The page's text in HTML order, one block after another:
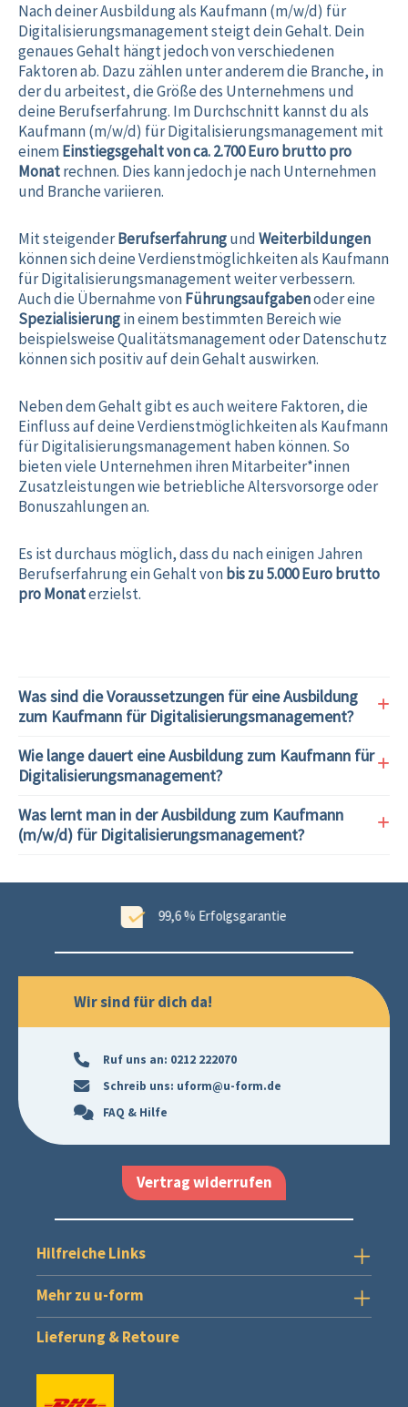
Nach deiner Ausbildung als Kaufmann (m/w/d) für
Digitalisierungsmanagement steigt dein Gehalt. Dein
genaues Gehalt hängt jedoch von verschiedenen
Faktoren ab. Dazu zählen unter anderem die Branche, in
der du arbeitest, die Größe des Unternehmens und
deine Berufserfahrung. Im Durchschnitt kannst du als
Kaufmann (m/w/d) für Digitalisierungsmanagement mit
einemEinstiegsgehalt von ca. 2.700 Euro brutto pro
Monatrechnen. Dies kann jedoch je nach Unternehmen
und Branche variieren.
Mit steigenderBerufserfahrungundWeiterbildungen
können sich deine Verdienstmöglichkeiten als Kaufmann
für Digitalisierungsmanagement weiter verbessern.
Auch die Übernahme vonFührungsaufgabenoder eine
Spezialisierungin einem bestimmten Bereich wie
beispielsweise Qualitätsmanagement oder Datenschutz
können sich positiv auf dein Gehalt auswirken.
Neben dem Gehalt gibt es auch weitere Faktoren, die
Einfluss auf deine Verdienstmöglichkeiten als Kaufmann
für Digitalisierungsmanagement haben können. So
bieten viele Unternehmen ihren Mitarbeiter*innen
Zusatzleistungen wie betriebliche Altersvorsorge oder
Bonuszahlungen an.
Es ist durchaus möglich, dass du nach einigen Jahren
Berufserfahrung ein Gehalt von bis zu 5.000 Euro brutto
pro Monaterzielst.
Was sind die Voraussetzungen für eine Ausbildung
zum Kaufmann für Digitalisierungsmanagement?
Wie lange dauert eine Ausbildung zum Kaufmann für
Digitalisierungsmanagement?
Was lernt man in der Ausbildung zum Kaufmann
(m/w/d) für Digitalisierungsmanagement?
99,6 % Erfolgsgarantie
Wir sind für dich da!
Ruf uns an: 0212 222070
Schreib uns: uform@u-form.de
FAQ & Hilfe
Vertrag widerrufen
Hilfreiche Links
Mehr zu u-form
Lieferung & Retoure